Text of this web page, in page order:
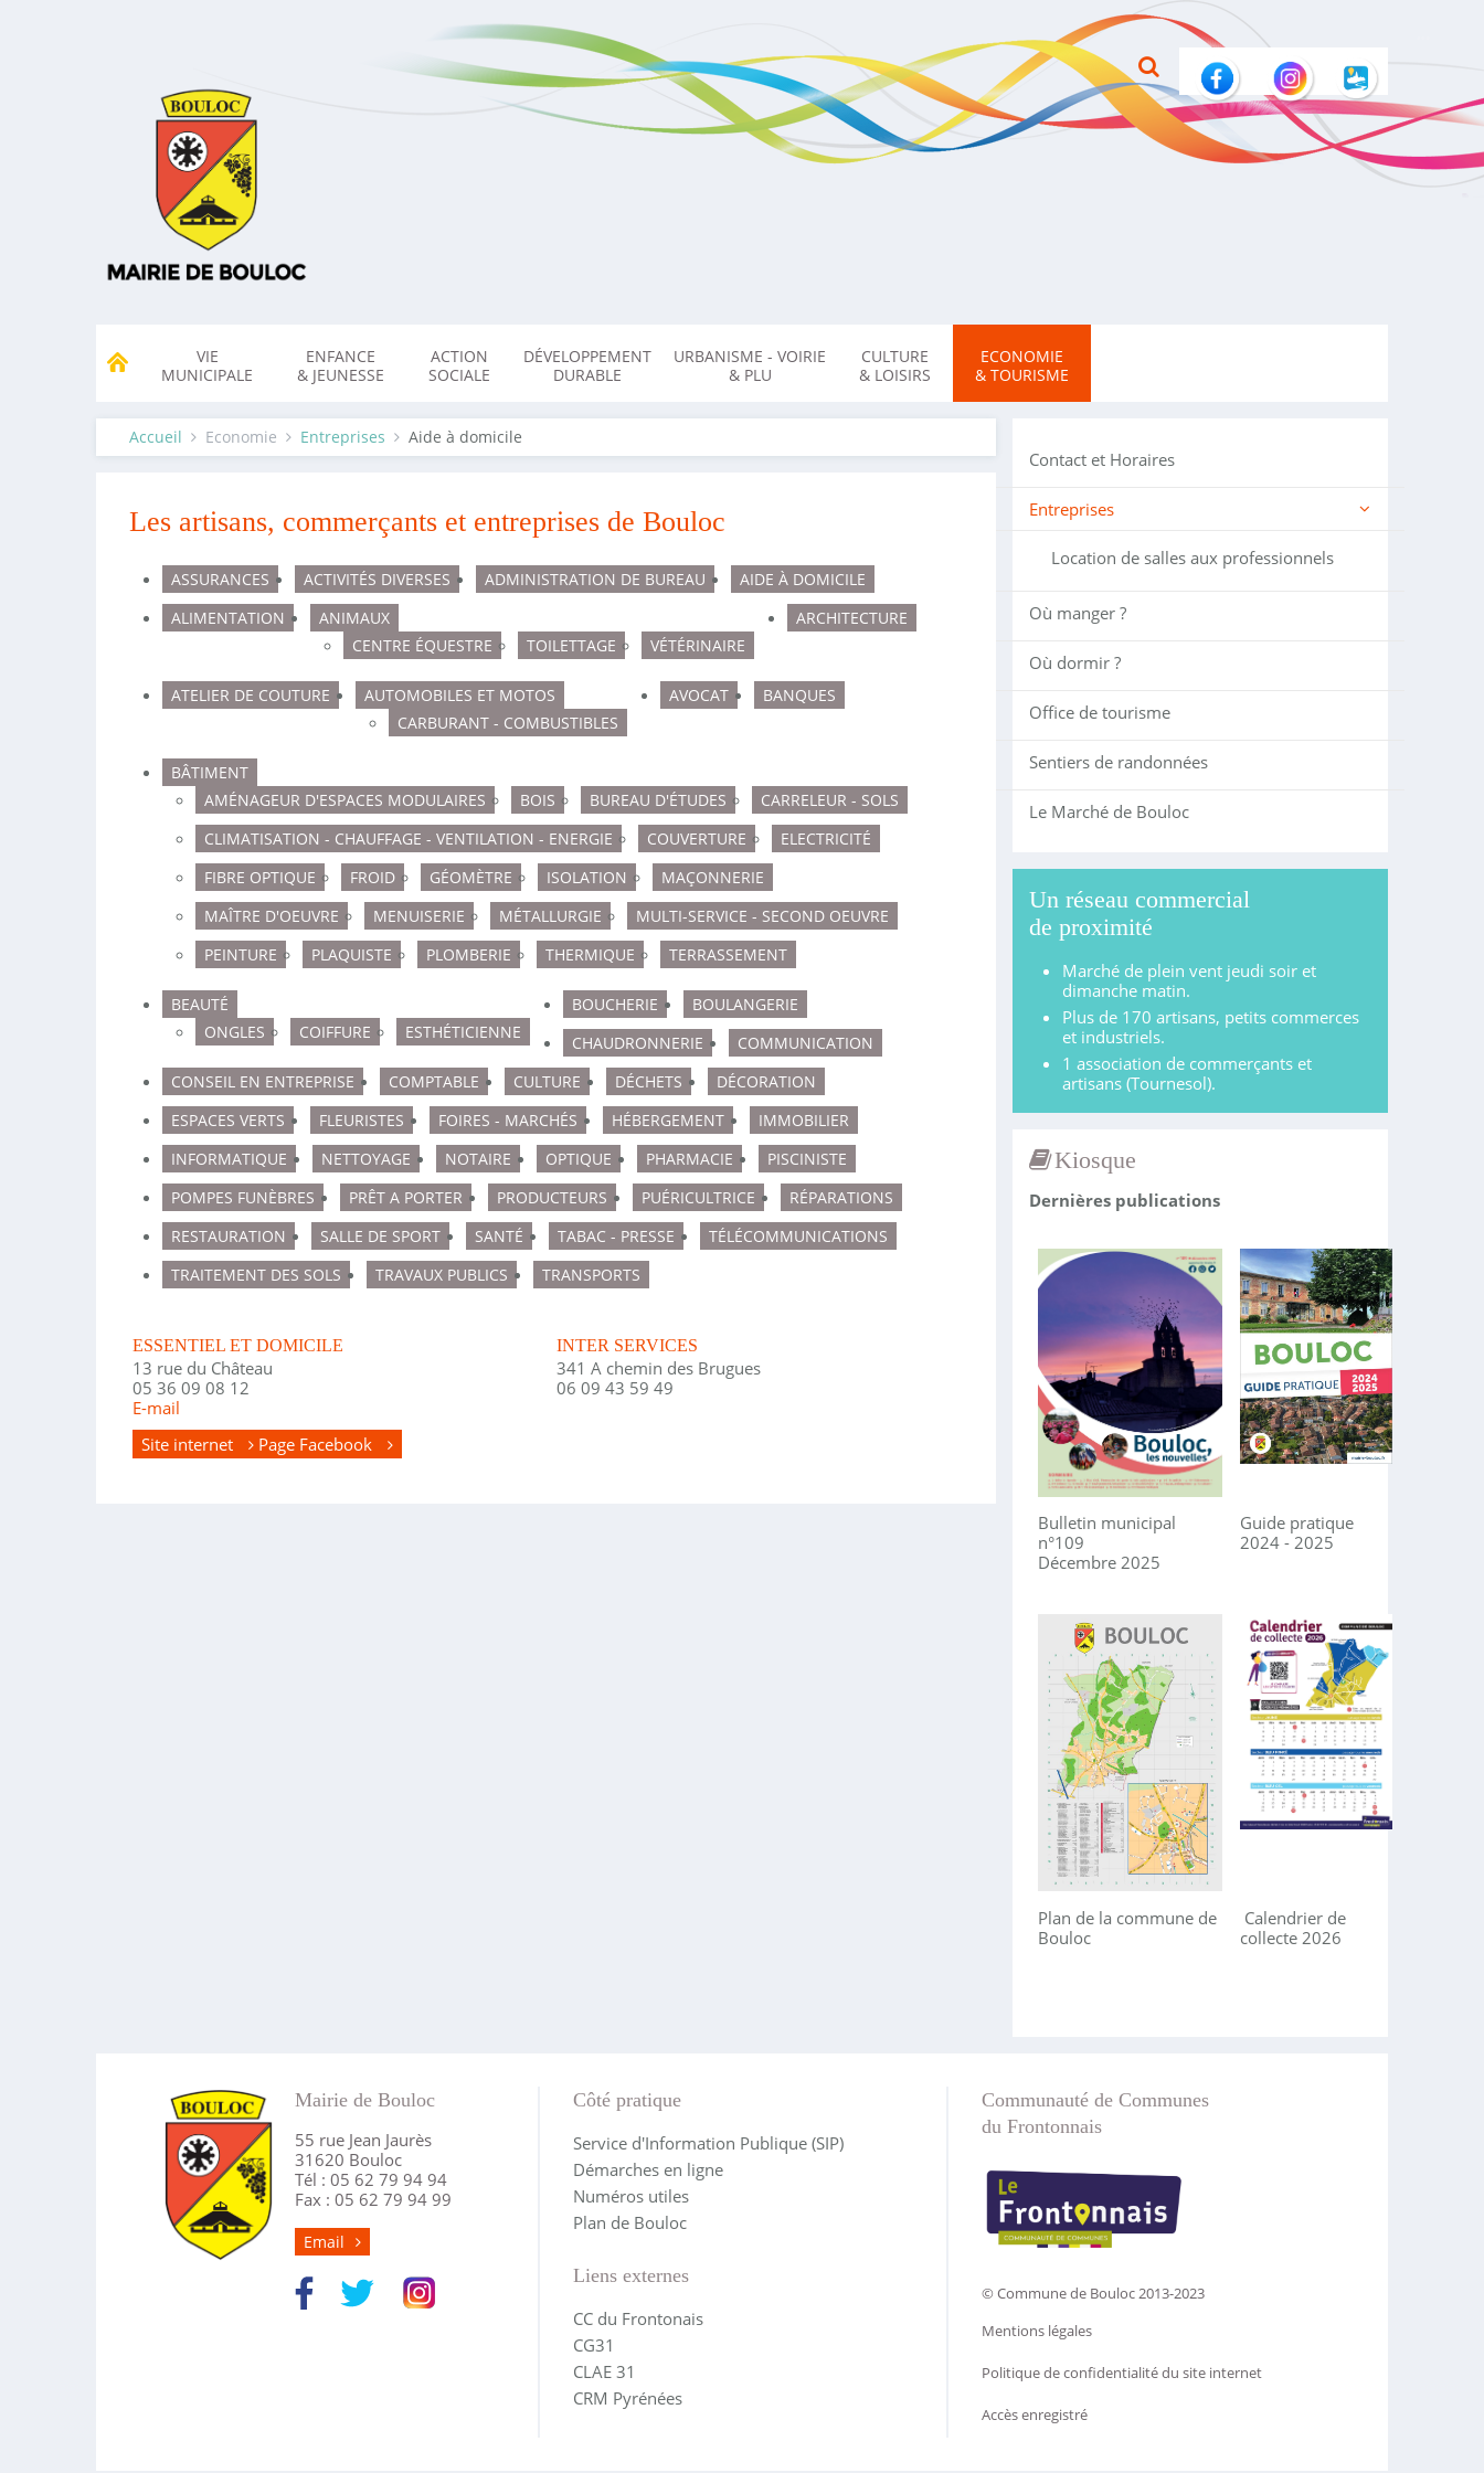
VIE
MUNICIPALE
ENFANCE
& JEUNESSE
ACTION
SOCIALE
DÉVELOPPEMENT
DURABLE
URBANISME - VOIRIE
& PLU
CULTURE
& LOISIRS
ECONOMIE
& TOURISME
Accueil Economie Entreprises Aide à domicile
Les artisans, commerçants et entreprises de Bouloc
ASSURANCES ACTIVITÉS DIVERSES ADMINISTRATION DE BUREAU
AIDE À DOMICILE
ALIMENTATION
ANIMAUX
CENTRE ÉQUESTRE
TOILETTAGE VÉTÉRINAIRE
ARCHITECTURE
ATELIER DE COUTURE
AUTOMOBILES ET MOTOS
CARBURANT - COMBUSTIBLES
AVOCAT BANQUES
BÂTIMENT
AMÉNAGEUR D'ESPACES MODULAIRES
BOIS BUREAU D'ÉTUDES
CARRELEUR - SOLS
CLIMATISATION - CHAUFFAGE - VENTILATION - ENERGIE
COUVERTURE
ELECTRICITÉ
FIBRE OPTIQUE
FROID GÉOMÈTRE ISOLATION
MAÇONNERIE
MAÎTRE D'OEUVRE
MENUISERIE MÉTALLURGIE
MULTI-SERVICE - SECOND OEUVRE
PEINTURE
PLAQUISTE PLOMBERIE THERMIQUE TERRASSEMENT
BEAUTÉ
ONGLES
COIFFURE ESTHÉTICIENNE
BOUCHERIE
BOULANGERIE
CHAUDRONNERIE
COMMUNICATION
CONSEIL EN ENTREPRISE
COMPTABLE CULTURE DÉCHETS
DÉCORATION
ESPACES VERTS
FLEURISTES FOIRES - MARCHÉS HÉBERGEMENT
IMMOBILIER
INFORMATIQUE
NETTOYAGE NOTAIRE OPTIQUE PHARMACIE
PISCINISTE
POMPES FUNÈBRES
PRÊT A PORTER PRODUCTEURS PUÉRICULTRICE
RÉPARATIONS
RESTAURATION
SALLE DE SPORT SANTÉ TABAC - PRESSE
TÉLÉCOMMUNICATIONS
TRAITEMENT DES SOLS
TRAVAUX PUBLICS TRANSPORTS
ESSENTIEL ET DOMICILE
13 rue du Château
05 36 09 08 12
E-mail
Site internet
Page Facebook
INTER SERVICES
341 A chemin des Brugues
06 09 43 59 49
Contact et Horaires
Entreprises
Location de salles aux professionnels
Où manger ?
Où dormir ?
Office de tourisme
Sentiers de randonnées
Le Marché de Bouloc
Un réseau commercial
de proximité
Marché de plein vent jeudi soir et
dimanche matin.
Plus de 170 artisans, petits commerces
et industriels.
1 association de commerçants et
artisans (Tournesol).
Kiosque
Dernières publications
Bulletin municipal
n°109
Décembre 2025
Guide pratique
2024 - 2025
Plan de la commune de
Bouloc
Calendrier de
collecte 2026
Mairie de Bouloc
55 rue Jean Jaurès
31620 Bouloc
Tél : 05 62 79 94 94
Fax : 05 62 79 94 99
Email
Côté pratique
Service d'Information Publique (SIP)
Démarches en ligne
Numéros utiles
Plan de Bouloc
Liens externes
CC du Frontonais
CG31
CLAE 31
CRM Pyrénées
Communauté de Communes
du Frontonnais
© Commune de Bouloc 2013-2023
Mentions légales
Politique de confidentialité du site internet
Accès enregistré